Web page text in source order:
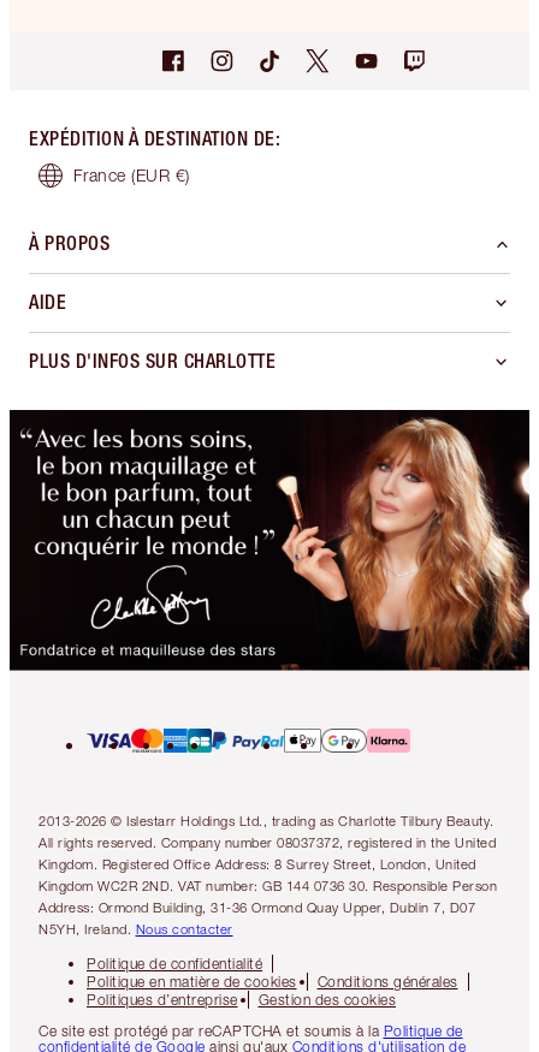
EXPÉDITION À DESTINATION DE:
France (EUR €)
À PROPOS
AIDE
PLUS D'INFOS SUR CHARLOTTE
2013-2026 © Islestarr Holdings Ltd., trading as Charlotte Tilbury Beauty.
All rights reserved. Company number 08037372, registered in the United
Kingdom. Registered Office Address: 8 Surrey Street, London, United
Kingdom WC2R 2ND. VAT number: GB 144 0736 30. Responsible Person
Address: Ormond Building, 31-36 Ormond Quay Upper, Dublin 7, D07
N5YH, Ireland. Nous contacter
Politique de confidentialité
Politique en matière de cookies
Conditions générales
Politiques d’entreprise
Gestion des cookies
Ce site est protégé par reCAPTCHA et soumis à la Politique de
confidentialité de Google ainsi qu'aux Conditions d'utilisation de